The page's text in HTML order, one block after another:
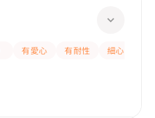
有愛心 有耐性
細心